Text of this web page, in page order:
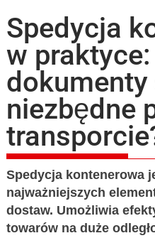
Spedycja
w
dokumenty
niezbędne
Spedycja kontenerowa
najważniejszych
dostaw. Umożliwia
towarów na duże